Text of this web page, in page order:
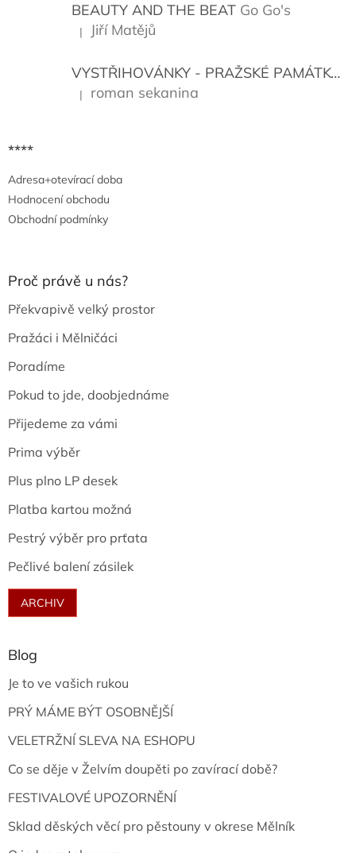
BEAUTY AND THE BEAT Go Go's
Hodnocení produktu je 5 z 5 hvězdiček.
| Jiří Matějů
VYSTŘIHOVÁNKY - PRAŽSKÉ PAMÁTKY
Hodnocení produktu je 5 z 5 hvězdiček.
| roman sekanina
****
Adresa+otevírací doba
Hodnocení obchodu
Obchodní podmínky
Proč právě u nás?
Překvapivě velký prostor
Pražáci i Mělničáci
Poradíme
Pokud to jde, doobjednáme
Přijedeme za vámi
Prima výběr
Plus plno LP desek
Platba kartou možná
Pestrý výběr pro prťata
Pečlivé balení zásilek
ARCHIV
Blog
Je to ve vašich rukou
PRÝ MÁME BÝT OSOBNĚJŠÍ
VELETRŽNÍ SLEVA NA ESHOPU
Co se děje v Želvím doupěti po zavírací době?
FESTIVALOVÉ UPOZORNĚNÍ
Sklad děských věcí pro pěstouny v okrese Mělník